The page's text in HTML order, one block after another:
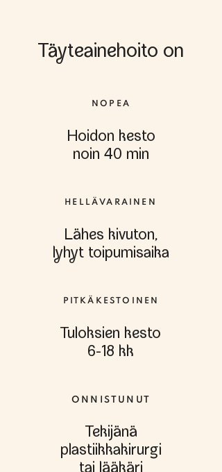
Täteainehoito on
NOPEA
Hoidon kesto
noin 40 min
HELLÄVARAINEN
Lähes kivuton,
lht toipumisaika
PITKÄKESTOINEN
Tuloksien kesto
6-18 kk
ONNISTUNUT
Tekijänä
plastiikkakirurgi